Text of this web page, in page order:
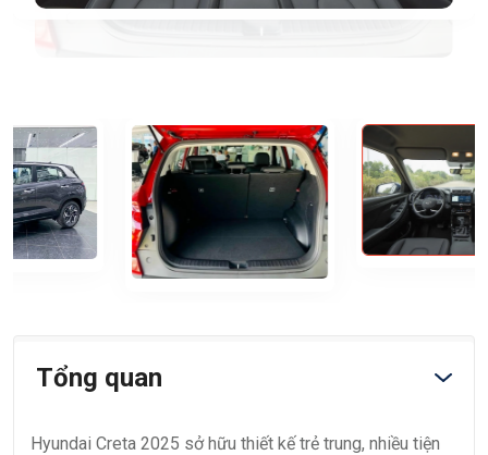
Tổng quan
Hyundai Creta 2025 sở hữu thiết kế trẻ trung, nhiều tiện